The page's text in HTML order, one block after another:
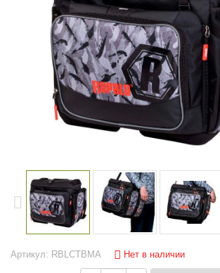
Артикул: RBLCTBMA Нет в наличии